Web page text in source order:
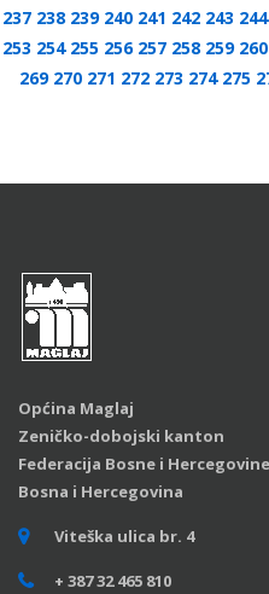
237 238 239 240 241 242 243 244
253 254 255 256 257 258 259 260
269 270 271 272 273 274 275
Općina Maglaj
Zeničko-dobojski kanton
Federacija Bosne i Hercegovine
Bosna i Hercegovina
Viteška ulica br. 4
+ 387 32 465 810